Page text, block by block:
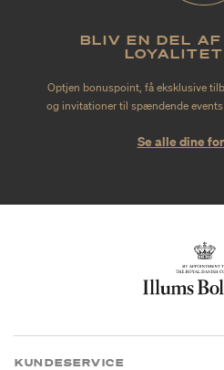
BLIV EN DEL AF
Optjen bonuspoint, få eksklusive
og invitationer til spændende
Se alle dine
KUNDESERVICE